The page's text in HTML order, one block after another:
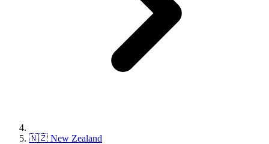
🇳🇿 New Zealand